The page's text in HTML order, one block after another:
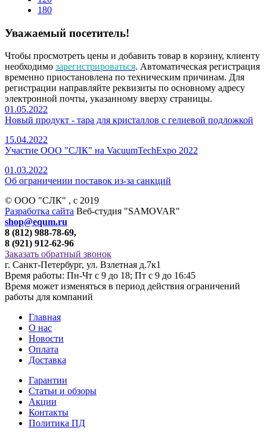
180
Уважаемый посетитель!
Чтобы просмотреть цены и добавить товар в корзину, клиенту
необходимо зарегистрироваться. Автоматическая регистрация
временно приостановлена по техническим причинам. Для
регистрации направляйте реквизиты по основному адресу
электронной почты, указанному вверху страницы.
01.05.2022
Новый продукт - тара для кристаллов с гелиевой подложкой
15.04.2022
Участие ООО "СЛК" на VacuumTechExpo 2022
01.03.2022
Об ограничении поставок из-за санкций
© ООО "СЛК" , c 2019
Разработка сайта Веб-студия "SAMOVAR"
shop@equm.ru
8 (812) 988-78-69,
8 (921) 912-62-96
Заказать обратный звонок
г. Санкт-Петербург, ул. Взлетная д.7к1
Время работы: Пн-Чт с 9 до 18; Пт с 9 до 16:45
Время может изменяться в период действия ограничений
работы для компаний
Главная
О нас
Новости
Оплата
Доставка
Гарантии
Статьи и обзоры
Акции
Контакты
Политика ПД